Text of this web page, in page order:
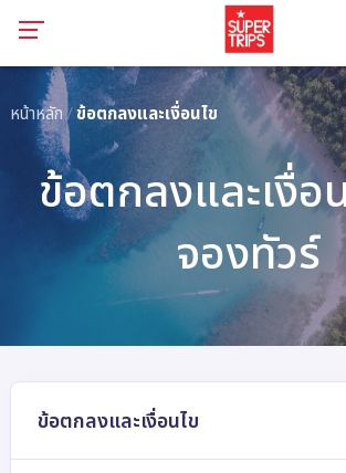
หน้าหลัก ข้อตกลงและเงื่อนไข
ข้อตกลงและเงื่อ
จองทัวร์
ข้อตกลงและเงื่อนไข